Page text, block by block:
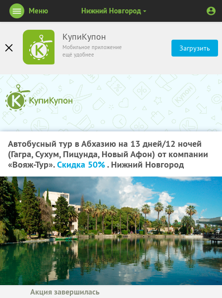
КупиКупон
Мобильное приложение
ещё удобнее
Загрузить
Меню Нижний Новгород
Автобусный тур в Абхазию на 13 дней/12 ночей
(Гагра, Сухум, Пицунда, Новый Афон) от компании
«Вояж-Тур».Скидка 50%. Нижний Новгород
Акция завершилась